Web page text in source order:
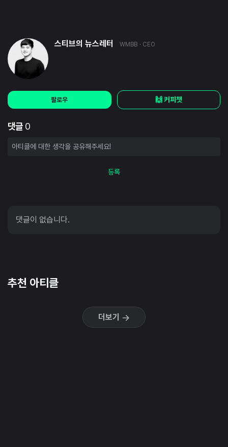
스티브의 뉴스레터 WMBB · CEO
팔로우 🙌 커피챗
댓글 0
등록
댓글이 없습니다.
추천 아티클
더보기